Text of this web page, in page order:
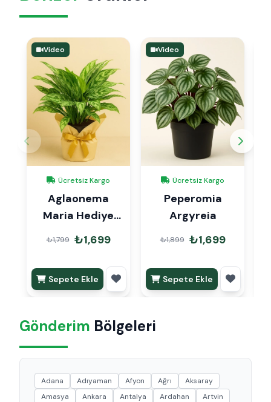
Video
Ücretsiz Kargo
Aglaonema
Maria Hediye
Paketli
₺1,799 ₺1,699
Sepete Ekle
Video
Ücretsiz Kargo
Peperomia
Argyreia
₺1,899 ₺1,699
Sepete Ekle
Gönderim Bölgeleri
Adana Adıyaman Afyon Ağrı
Aksaray
Amasya
Ankara Antalya Ardahan
Artvin